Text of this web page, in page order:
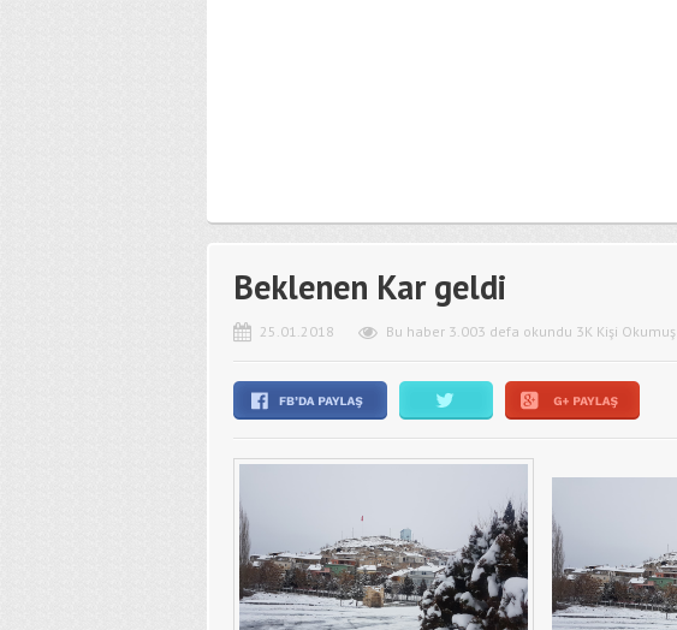
Beklenen Kar geldi
25.01.2018 Bu haber 3.003 defa okundu 3K Kişi Okumuş